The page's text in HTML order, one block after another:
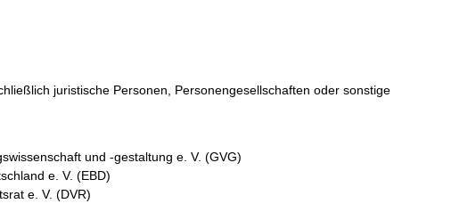
juristische Personen, Personengesellschaften oder sonstige
und -gestaltung e. V. (GVG)
e. V. (EBD)
e. V. (DVR)